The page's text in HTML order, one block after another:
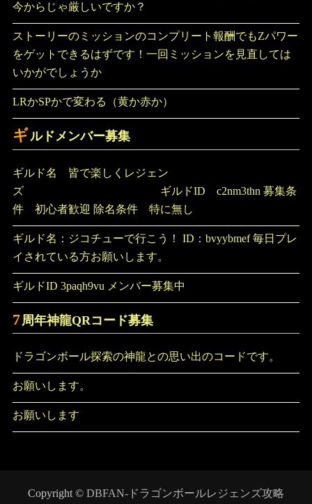
今からじゃ厳しいですか？
ストーリーのミッションのコンプリート報酬でもZパワー
をゲットできるはずです！一回ミッションを見直しては
いかがでしょうか
LRかSPかで変わる（黄か赤か）
ギルドメンバー募集
ギルド名 皆で楽しくレジェン
ズ ギルドID c2nm3thn 募集条
件 初心者歓迎 除名条件 特に無し
ギルド名：ジコチューで行こう！ ID：bvyybmef 毎日プレ
イされている方お願いします。
ギルドID 3paqh9vu メンバー募集中
7 周年神龍QRコード募集
ドラゴンボール探索の神龍との思い出のコードです。
お願いします。
お願いします
Copyright © DBFAN-ドラゴンボールレジェンズ攻略